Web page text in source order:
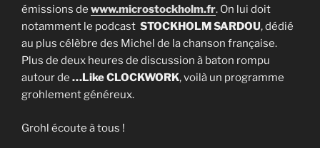
émissions de www.microstockholm.fr. On lui doit
notamment le podcast STOCKHOLM SARDOU, dédié
au plus célèbre des Michel de la chanson française.
Plus de deux heures de discussion à baton rompu
autour de …Like CLOCKWORK, voilà un programme
grohlement généreux.
Grohl écoute à tous !